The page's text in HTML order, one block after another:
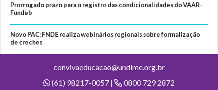
Prorrogado prazo para o registro das condicionalidades do VAAR-
Fundeb
Novo PAC: FNDE realiza webinários regionais sobre formalização
de creches
convivaeducacao@undime.org.br
(61) 98217-0057 |
0800 729 2872